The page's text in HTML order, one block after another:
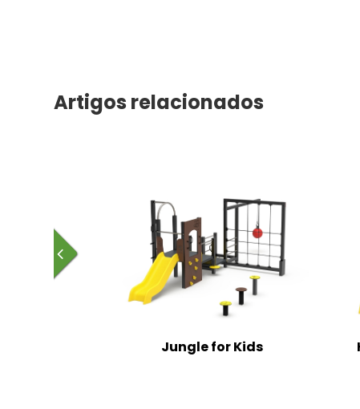
Artigos relacionados
Jungle for Kids